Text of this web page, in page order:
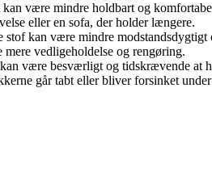
være mindre holdbart og
eller en sofa, der holder længere.
kan være mindre
vedligeholdelse og rengøring.
være besværligt og tidskrævende at
går tabt eller bliver forsinket